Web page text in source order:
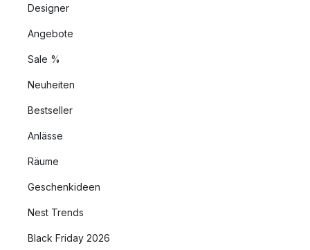
Designer
Angebote
Sale %
Neuheiten
Bestseller
Anlässe
Räume
Geschenkideen
Nest Trends
Black Friday 2026